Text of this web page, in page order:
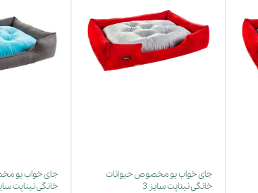
جای خواب یو مخصوص حیوانات
خانگی نیناپت سایز 3
جای خواب یو
خانگی نیناپت